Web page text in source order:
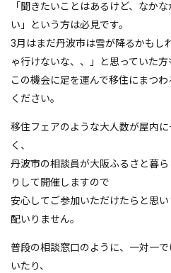
「聞きたいことはあるけど、なか
い」という方は必見です。
3月はまだ丹波市は雪が降るかもし
ゃ行けないな、、」と思っていた方
この機会に足を運んで移住にまつ
ください。
移住フェアのような大人数が屋内
く、
丹波市の相談員が大阪ふるさと暮
りして開催しますので
安心してご参加いただけたらと思
配いりません。
普段の相談窓口のように、一対一
いたり、